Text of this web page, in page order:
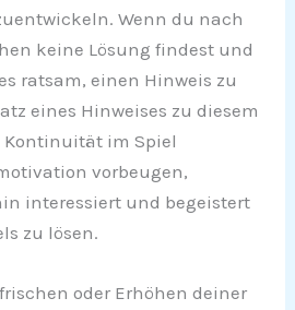
Wenn du nach
keine Lösung findest und
ratsam, einen Hinweis zu
eines Hinweises zu diesem
im Spiel
vorbeugen,
interessiert und begeistert
zu lösen.
oder Erhöhen deiner